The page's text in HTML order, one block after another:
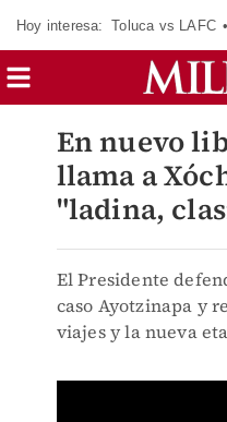
Hoy interesa: Toluca vs LAFC
En nuevo
llama a
"ladina,
El Presidente
caso Ayotzinapa y
viajes y la nueva